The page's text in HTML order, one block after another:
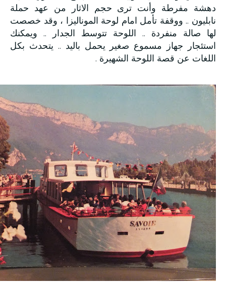
دهشة مفرطة وأنت ترى حجم الاثار من عهد حملة
نابليون .. ووقفة تأمل امام لوحة الموناليزا ، وقد خصصت
لها صالة منفردة .. اللوحة تتوسط الجدار .. ويمكنك
استئجار جهاز مسموع صغير يحمل باليد .. يتحدث بكل
اللغات عن قصة اللوحة الشهيرة .